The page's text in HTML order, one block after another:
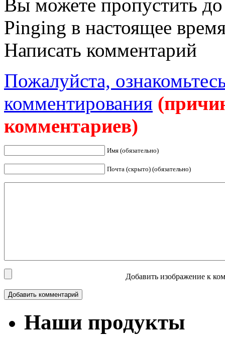
Вы можете пропустить до
Pinging в настоящее
Написать комментарий
Пожалуйста,
комментирования
комментариев)
Имя (обязательно)
Почта (скрыто) (обязательно)
Добавить изображение к
Наши продукты